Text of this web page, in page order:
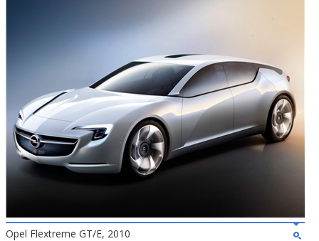
Opel Flextreme GT/E, 2010